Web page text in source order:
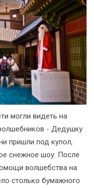
могли видеть на
- Дедушку
пришли под купол,
снежное шоу. После
волшебства на
столько бумажного